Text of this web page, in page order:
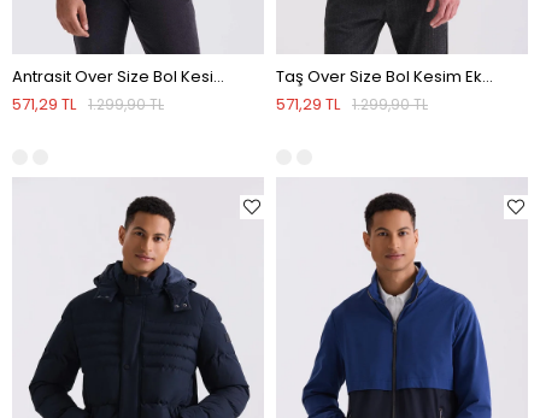
Antrasit Over Size Bol Kesim Ekose Desenli Pamuklu Cepli Oduncu Gömlek
571,29 TL 1.299,90 TL
Taş Over Size Bol Kesim Ekose Desenli Pamuklu Cepli Oduncu Gömlek
571,29 TL 1.299,90 TL